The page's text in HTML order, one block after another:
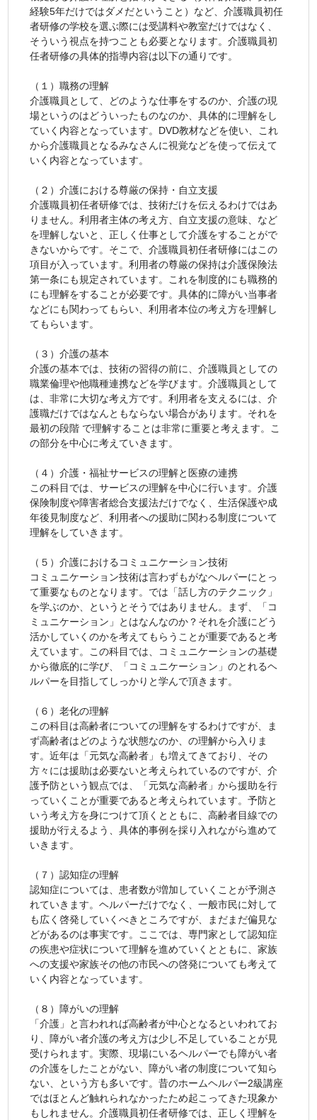
経験5年だけではダメだということ）など、介護職員初任
者研修の学校を選ぶ際には受講料や教室だけではなく、
そういう視点を持つことも必要となります。介護職員初
任者研修の具体的指導内容は以下の通りです。
（１）職務の理解
介護職員として、どのような仕事をするのか、介護の現
場というのはどういったものなのか、具体的に理解をし
ていく内容となっています。DVD教材などを使い、これ
から介護職員となるみなさんに視覚などを使って伝えて
いく内容となっています。
（２）介護における尊厳の保持・自立支援
介護職員初任者研修では、技術だけを伝えるわけではあ
りません。利用者主体の考え方、自立支援の意味、など
を理解しないと、正しく仕事として介護をすることがで
きないからです。そこで、介護職員初任者研修にはこの
項目が入っています。利用者の尊厳の保持は介護保険法
第一条にも規定されています。これを制度的にも職務的
にも理解をすることが必要です。具体的に障がい当事者
などにも関わってもらい、利用者本位の考え方を理解し
てもらいます。
（３）介護の基本
介護の基本では、技術の習得の前に、介護職員としての
職業倫理や他職種連携などを学びます。介護職員として
は、非常に大切な考え方です。利用者を支えるには、介
護職だけではなんともならない場合があります。それを
最初の段階 で理解することは非常に重要と考えます。こ
の部分を中心に考えていきます。
（４）介護・福祉サービスの理解と医療の連携
この科目では、サービスの理解を中心に行います。介護
保険制度や障害者総合支援法だけでなく、生活保護や成
年後見制度など、利用者への援助に関わる制度について
理解をしていきます。
（５）介護におけるコミュニケーション技術
コミュニケーション技術は言わずもがなヘルパーにとっ
て重要なものとなります。では「話し方のテクニック」
を学ぶのか、というとそうではありません。まず、「コ
ミュニケーション」とはなんなのか？それを介護にどう
活かしていくのかを考えてもらうことが重要であると考
えています。この科目では、コミュニケーションの基礎
から徹底的に学び、「コミュニケーション」のとれるヘ
ルパーを目指してしっかりと学んで頂きます。
（６）老化の理解
この科目は高齢者についての理解をするわけですが、ま
ず高齢者はどのような状態なのか、の理解から入りま
す。近年は「元気な高齢者」も増えてきており、その
方々には援助は必要ないと考えられているのですが、介
護予防という観点では、「元気な高齢者」から援助を行
っていくことが重要であると考えられています。予防と
いう考え方を身につけて頂くとともに、高齢者目線での
援助が行えるよう、具体的事例を採り入れながら進めて
いきます。
（７）認知症の理解
認知症については、患者数が増加していくことが予測さ
れていきます。ヘルパーだけでなく、一般市民に対して
も広く啓発していくべきところですが、まだまだ偏見な
どがあるのは事実です。ここでは、専門家として認知症
の疾患や症状について理解を進めていくとともに、家族
への支援や家族その他の市民への啓発についても考えて
いく内容となっています。
（８）障がいの理解
「介護」と言われれば高齢者が中心となるといわれてお
り、障がい者介護の考え方は少し不足していることが見
受けられます。実際、現場にいるヘルパーでも障がい者
の介護をしたことがない、障がい者の制度について知ら
ない、という方も多いです。昔のホームヘルパー2級講座
ではほとんど触れられなかったため起こってきた現象か
もしれません。介護職員初任者研修では、正しく理解を